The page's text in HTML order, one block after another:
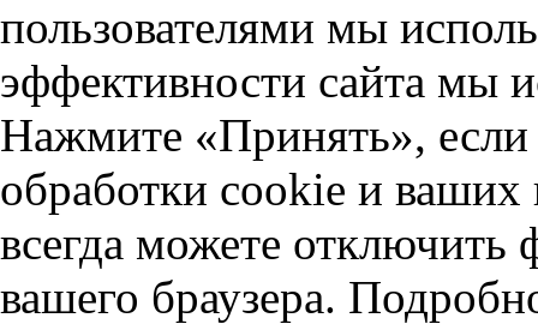
пользователями мы
эффективности сайта мы
Нажмите «Принять», если
обработки cookie и
всегда можете отключить
вашего браузера.